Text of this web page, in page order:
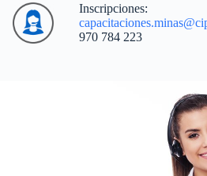
Inscripciones:
970 784 223